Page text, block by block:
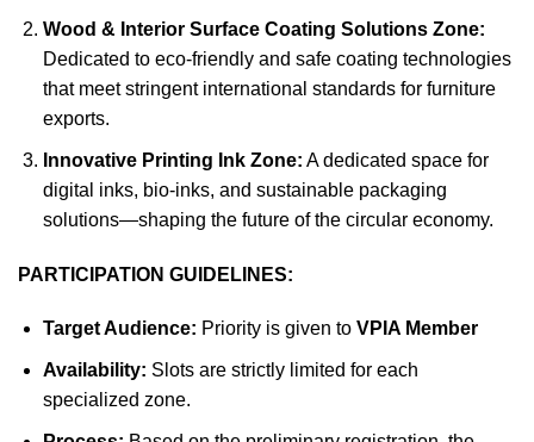
Wood & Interior Surface Coating Solutions Zone:
Dedicated to eco-friendly and safe coating technologies
that meet stringent international standards for furniture
exports.
Innovative Printing Ink Zone: A dedicated space for
digital inks, bio-inks, and sustainable packaging
solutions—shaping the future of the circular economy.
PARTICIPATION GUIDELINES:
Target Audience: Priority is given to VPIA Member
Availability: Slots are strictly limited for each
specialized zone.